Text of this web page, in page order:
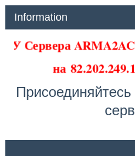
Information
У Сервера
на